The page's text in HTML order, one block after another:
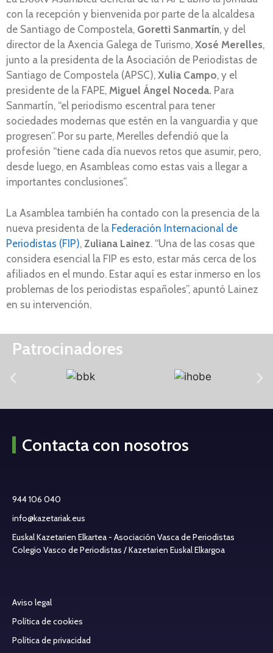
con la recepción y bienvenida por parte de la alcaldesa
de Santiago de Compostela, Goretti Sanmartín, y del
director de la Axencia Galega de Turismo, Xosé Merelles,
junto a la presidenta de la Asociación de Periodistas de
Santiago de Compostela (APSC), Xulia Campo, y el
presidente de la FAPE, Miguel Ángel Noceda. Para
Sanmartín, “el periodismo escentral para tener
sociedades modernas que estén en la vanguardia y que
progresen”. Por su parte, Merelles defendió que la
profesión “tiene cada día nuevos retos que asumir, pero,
desde luego, en Asambleas como estas vais a llegar a
importantes conclusiones”.
La Asamblea también ha contado con la presencia de la
nueva presidenta de la Federación Internacional de
Periodistas (FIP), Zuliana Lainez. “Una de las cosas que
considera esencial la FIP es esto, estar más cerca de los
afiliados en el mundo. Estar aquí es estar inmerso en los
problemas de los periodistas españoles”, apuntó Lainez
en su intervención.
Patrocinadores
Contacta con nosotros
944 106 040
info@kazetariak.eus
Euskal Kazetarien Elkartea - Asociación Vasca de Periodistas
Colegio Vasco de Periodistas / Kazetarien Euskal Elkargoa
Aviso legal
Política de cookies
Política de privacidad